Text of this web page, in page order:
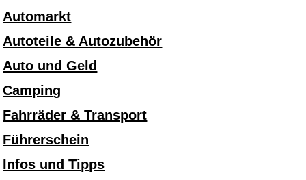
Automarkt
Autoteile & Autozubehör
Auto und Geld
Camping
Fahrräder & Transport
Führerschein
Infos und Tipps